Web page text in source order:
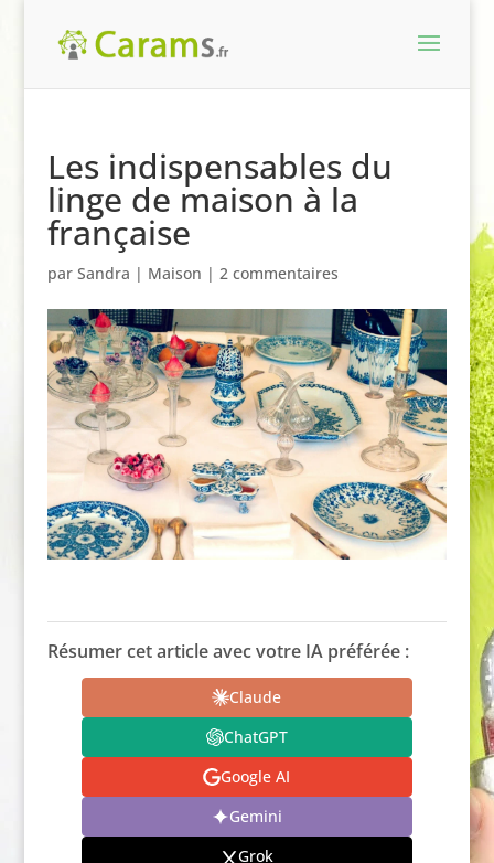
Les indispensables du
linge de maison à la
française
par Sandra | Maison | 2 commentaires
Résumer cet article avec votre IA préférée :
Claude
ChatGPT
Google AI
Gemini
Grok